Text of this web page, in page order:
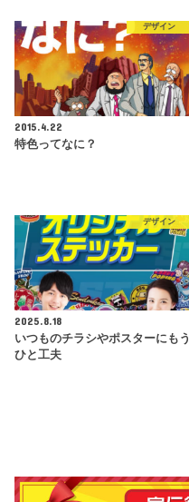
デザイン
2015.4.22
特色ってなに？
デザイン
2025.8.18
いつものチラシやポスターにもう
ひと工夫